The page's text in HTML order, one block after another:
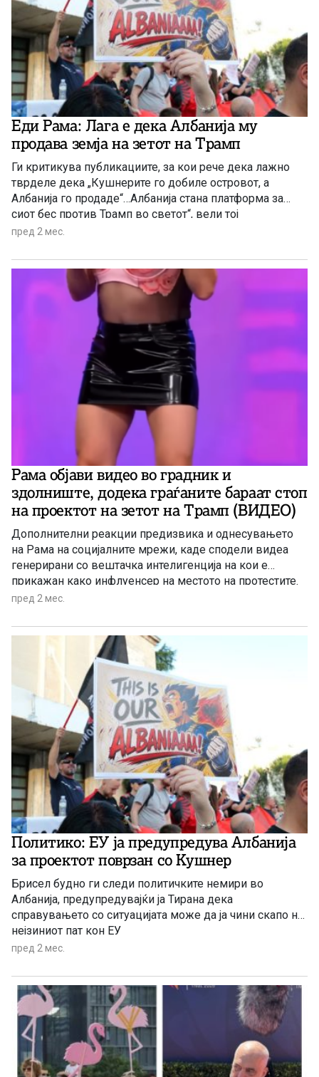
Еди Рама: Лага е дека Албанија му
продава земја на зетот на Трамп
Ги критикува публикациите, за кои рече дека лажно
тврделе дека „Кушнерите го добиле островот, а
Албанија го продаде“…Албанија стана платформа за
сиот бес против Трамп во светот“, вели тој
пред 2 мес.
Рама објави видео во градник и
здолниште, додека граѓаните бараат стоп
на проектот на зетот на Трамп (ВИДЕО)
Дополнителни реакции предизвика и однесувањето
на Рама на социјалните мрежи, каде сподели видеа
генерирани со вештачка интелигенција на кои е
прикажан како инфлуенсер на местото на протестите.
пред 2 мес.
Политико: ЕУ ја предупредува Албанија
за проектот поврзан со Кушнер
Брисел будно ги следи политичките немири во
Албанија, предупредувајќи ја Тирана дека
справувањето со ситуацијата може да ја чини скапо на
нејзиниот пат кон ЕУ
пред 2 мес.